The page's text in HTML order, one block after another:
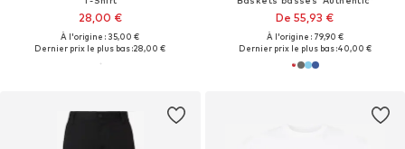
28,00 €
À l'origine : 35,00 €
Dernier prix le plus bas :28,00 €
De 55,93 €
À l'origine : 79,90 €
Dernier prix le plus bas :40,00 €